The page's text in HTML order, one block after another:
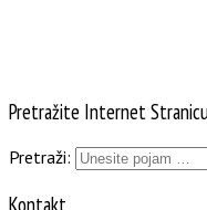
Pretražite Internet
Pretraži:
Kontakt